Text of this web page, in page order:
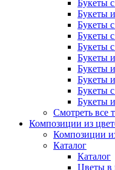
Букеты
Букеты
Букеты
Букеты
Букеты
Букеты
Букеты
Букеты
Букеты
Букеты
Смотреть все
Композиции из
Композиции
Каталог
Каталог
Цветы в